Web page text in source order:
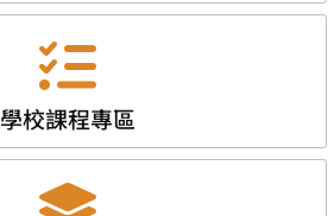
學校課程專區